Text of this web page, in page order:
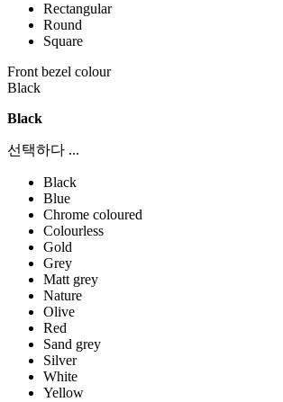
Rectangular
Round
Square
Front bezel colour
Black
Black
선택하다 ...
Black
Blue
Chrome coloured
Colourless
Gold
Grey
Matt grey
Nature
Olive
Red
Sand grey
Silver
White
Yellow